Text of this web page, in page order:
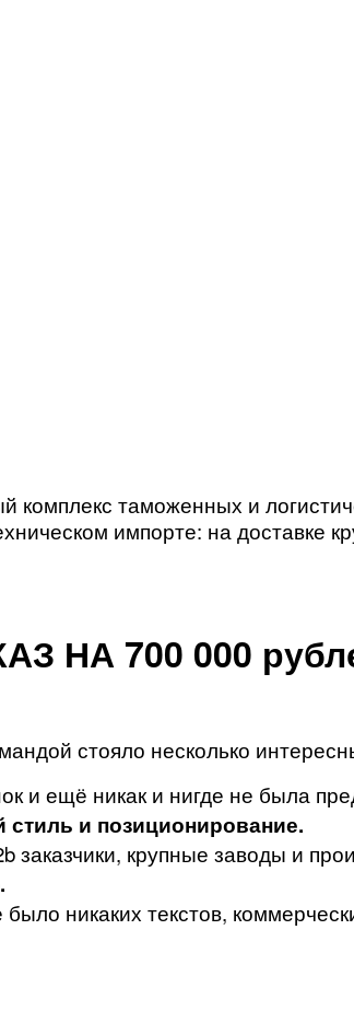
комплекс таможенных и
импорте: на доставке
НА 700 000
стояло несколько
и ещё никак и нигде не была
и позиционирование.
заказчики, крупные заводы и
никаких текстов,